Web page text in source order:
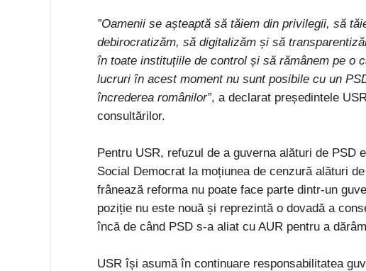
”Oamenii se așteaptă să tăiem din privilegii, să
debirocratizăm, să digitalizăm și să
în toate instituțiile de control și să rămânem pe o
lucruri în acest moment nu sunt posibile cu un
încrederea românilor”, a declarat președintele
consultărilor.
Pentru USR, refuzul de a guverna alături de PSD
Social Democrat la moțiunea de cenzură alături
frânează reforma nu poate face parte dintr-un
poziție nu este nouă și reprezintă o dovadă a
încă de când PSD s-a aliat cu AUR pentru a
USR își asumă în continuare responsabilitatea